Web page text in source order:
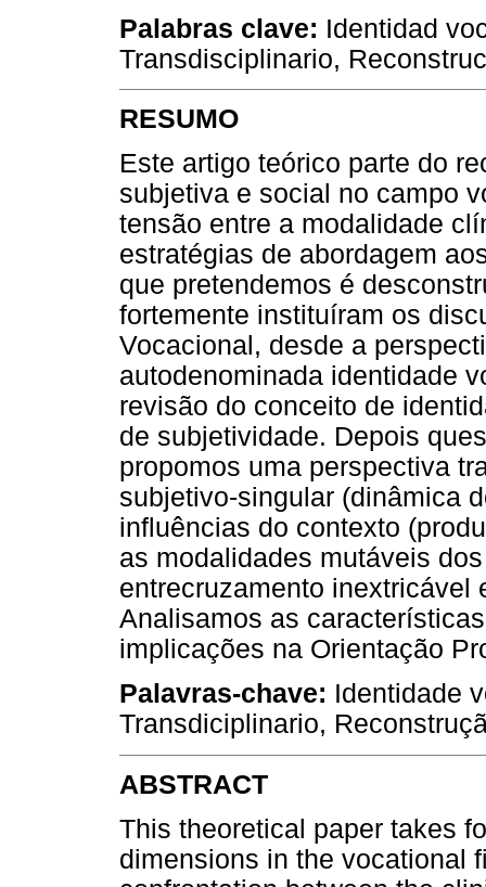
Palabras clave: Identidad
Transdisciplinario,
RESUMO
Este artigo teórico parte do
subjetiva e social no campo
tensão entre a modalidade
estratégias de abordagem
que pretendemos é
fortemente instituíram os
Vocacional, desde a
autodenominada identidade
revisão do conceito de
de subjetividade. Depois
propomos uma perspectiva
subjetivo-singular (dinâmica
influências do contexto
as modalidades mutáveis
entrecruzamento inextricável
Analisamos as
implicações na Orientação
Palavras-chave: Identidade
Transdiciplinario,
ABSTRACT
This theoretical paper takes
dimensions in the vocational